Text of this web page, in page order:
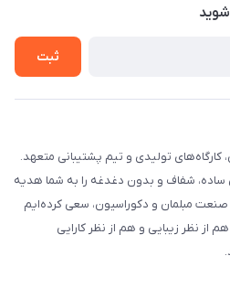
ثبت
تولیدی و تیم پشتیبانی متعهد.
شفاف و بدون دغدغه را به شما هدیه
صنعت مبلمان و دکوراسیون، سعی کرده‌ایم
از نظر زیبایی و هم از نظر کارایی